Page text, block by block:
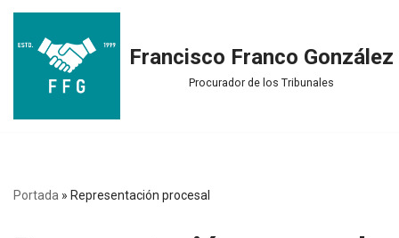
Saltar
contenido
Francisco Franco González
Procurador de los Tribunales
Portada » Representación procesal